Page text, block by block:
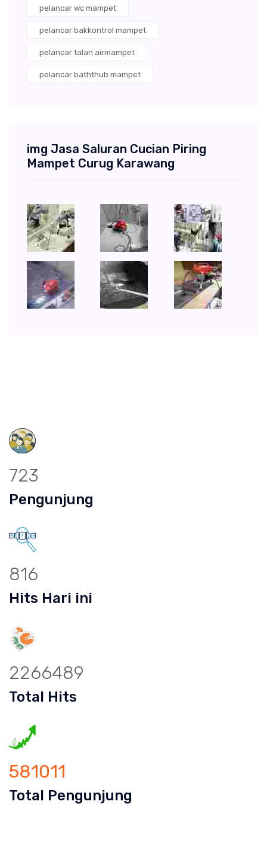
pelancar wc mampet
pelancar bakkontrol mampet
pelancar talan airmampet
pelancar baththub mampet
img Jasa Saluran Cucian Piring
Mampet Curug Karawang
723
Pengunjung
816
Hits Hari ini
2266489
Total Hits
581011
Total Pengunjung